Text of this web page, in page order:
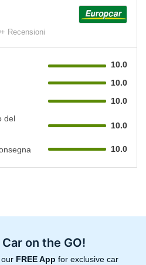
Recensioni
10.0
10.0
10.0
del
10.0
10.0
Car on the GO!
our FREE App for exclusive car